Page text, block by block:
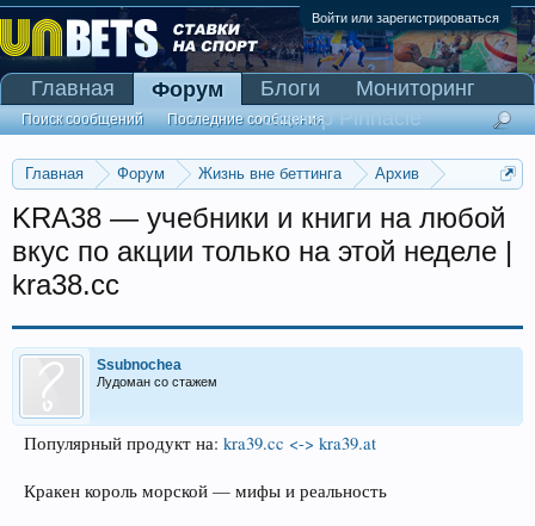
Войти или зарегистрироваться
Главная Форум Жизнь вне беттинга
Архив
KRA38 — учебники и книги на любой
вкус по акции только на этой неделе |
kra38.cc
Ssubnochea
Лудоман со стажем
Популярный продукт на: kra39.cc <-> kra39.at
Кракен король морской — мифы и реальность
Главная Форум
Поиск сообщений Последние сообщения
Блоги
Мониторинг
Сканер Pinnacle